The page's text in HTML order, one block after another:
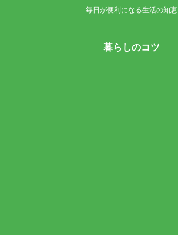
毎日が便利になる生活の知恵
暮らしのコツ